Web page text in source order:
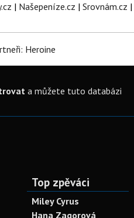
| Našepeníze.cz | Srovnám.cz |
Heroine
a můžete tuto databázi
Top zpěváci
Miley Cyrus
Hana Zagorová